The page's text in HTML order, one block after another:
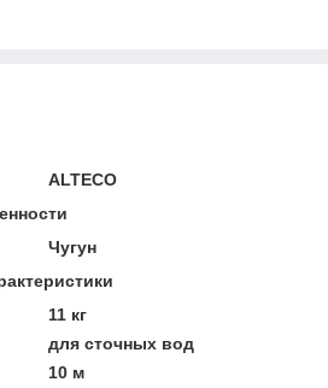
ALTECO
Чугун
11 кг
для сточных вод
10 м